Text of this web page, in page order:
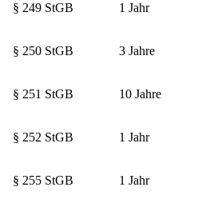
§ 249 StGB 1 Jahr
§ 250 StGB 3 Jahre
§ 251 StGB 10 Jahre
§ 252 StGB 1 Jahr
§ 255 StGB 1 Jahr